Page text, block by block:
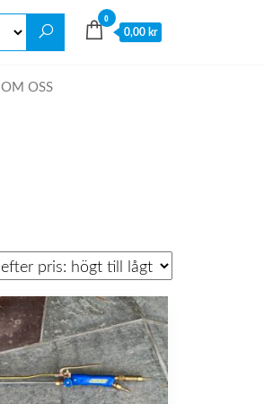
0
0,00 kr
OM OSS